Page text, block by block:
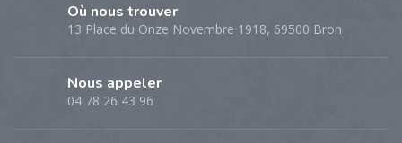
Où nous trouver
13 Place du Onze Novembre 1918, 69500 Bron
Nous appeler
04 78 26 43 96